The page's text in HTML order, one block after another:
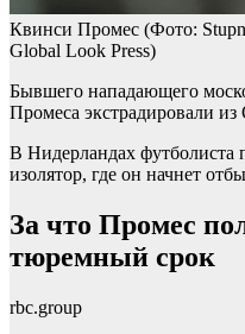
Квинси Промес (Фото:
Global Look Press)
Бывшего нападающего
Промеса экстрадировали
В Нидерландах футболиста
изолятор, где он начнет
За что Промес
тюремный срок
rbc.group